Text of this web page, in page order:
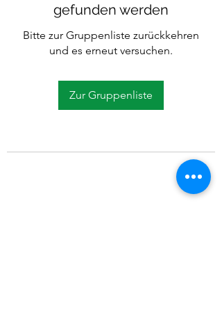
gefunden werden
Bitte zur Gruppenliste zurückkehren
und es erneut versuchen.
Zur Gruppenliste